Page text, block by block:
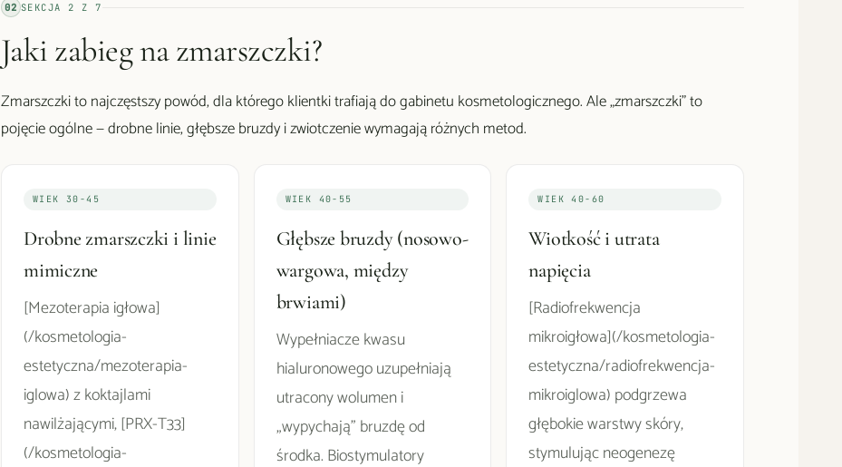
02 SEKCJA 2 Z7
Jaki zabieg na zmarszczki?
Zmarszczki to najczęstszy powód, dla którego klientki trafiają do gabinetu kosmetologicznego. Ale „zmarszczki" to
pojęcie ogólne — drobne linie, głębsze bruzdy i zwiotczenie wymagają różnych metod.
WIEK 30-45
Drobne zmarszczki i linie
mimiczne
[Mezoterapia igłowa]
(/kosmetologia-
estetyczna/mezoterapia-
iglowa) z koktajlami
nawilżającymi, [PRX-T33]
(/kosmetologia-
WIEK 40-55
Głębsze bruzdy (nosowo-
wargowa, między
brwiami)
Wypełniacze kwasu
hialuronowego uzupełniają
utracony wolumen i
„wypychają" bruzdę od
środka. Biostymulatory
WIEK 40-60
Wiotkość i utrata
napięcia
[Radiofrekwencja
mikroigłowa](/kosmetologia-
estetyczna/radiofrekwencja-
mikroiglowa) podgrzewa
głębokie warstwy skóry,
stymulując neogenezę